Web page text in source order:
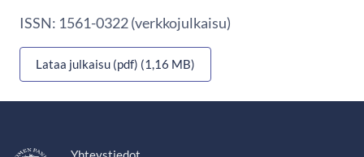
ISSN: 1561-0322 (verkkojulkaisu)
Lataa julkaisu (pdf) (1,16 MB)